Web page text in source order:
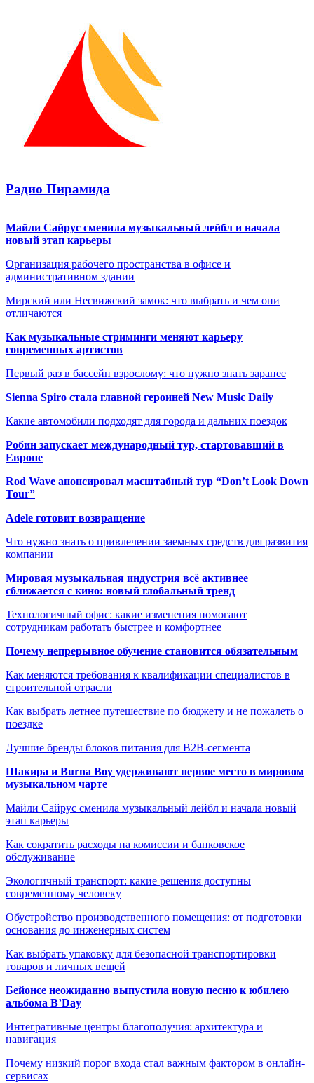
Радио Пирамида
Майли Сайрус сменила музыкальный лейбл и начала
новый этап карьеры
Организация рабочего пространства в офисе и
административном здании
Мирский или Несвижский замок: что выбрать и чем они
отличаются
Как музыкальные стриминги меняют карьеру
современных артистов
Первый раз в бассейн взрослому: что нужно знать заранее
Sienna Spiro стала главной героиней New Music Daily
Какие автомобили подходят для города и дальних поездок
Робин запускает международный тур, стартовавший в
Европе
Rod Wave анонсировал масштабный тур “Don’t Look Down
Tour”
Adele готовит возвращение
Что нужно знать о привлечении заемных средств для развития
компании
Мировая музыкальная индустрия всё активнее
сближается с кино: новый глобальный тренд
Технологичный офис: какие изменения помогают
сотрудникам работать быстрее и комфортнее
Почему непрерывное обучение становится обязательным
Как меняются требования к квалификации специалистов в
строительной отрасли
Как выбрать летнее путешествие по бюджету и не пожалеть о
поездке
Лучшие бренды блоков питания для B2B-сегмента
Шакира и Burna Boy удерживают первое место в мировом
музыкальном чарте
Майли Сайрус сменила музыкальный лейбл и начала новый
этап карьеры
Как сократить расходы на комиссии и банковское
обслуживание
Экологичный транспорт: какие решения доступны
современному человеку
Обустройство производственного помещения: от подготовки
основания до инженерных систем
Как выбрать упаковку для безопасной транспортировки
товаров и личных вещей
Бейонсе неожиданно выпустила новую песню к юбилею
альбома B’Day
Интегративные центры благополучия: архитектура и
навигация
Почему низкий порог входа стал важным фактором в онлайн-
сервисах